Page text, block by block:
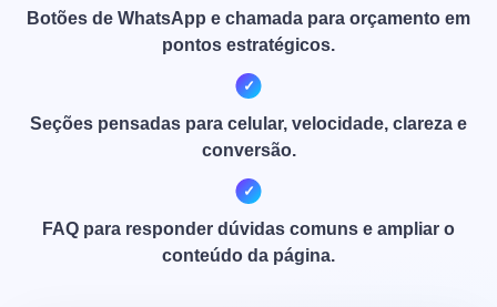
Botões de WhatsApp e chamada para orçamento em
pontos estratégicos.
Seções pensadas para celular, velocidade, clareza e
conversão.
FAQ para responder dúvidas comuns e ampliar o
conteúdo da página.